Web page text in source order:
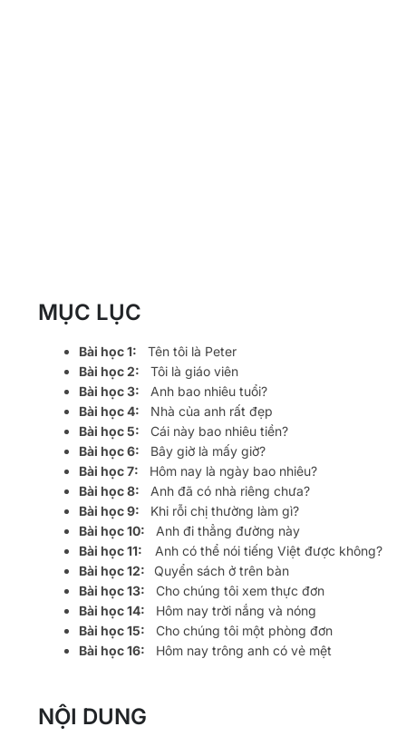
MỤC LỤC
Bài học 1: Tên tôi là Peter
Bài học 2: Tôi là giáo viên
Bài học 3: Anh bao nhiêu tuổi?
Bài học 4: Nhà của anh rất đẹp
Bài học 5: Cái này bao nhiêu tiền?
Bài học 6: Bây giờ là mấy giờ?
Bài học 7: Hôm nay là ngày bao nhiêu?
Bài học 8: Anh đã có nhà riêng chưa?
Bài học 9: Khi rỗi chị thường làm gì?
Bài học 10: Anh đi thẳng đường này
Bài học 11:
Anh có thể nói tiếng Việt được không?
Bài học 12:
Quyển sách ở trên bàn
Bài học 13: Cho chúng tôi xem thực đơn
Bài học 14: Hôm nay trời nắng và nóng
Bài học 15: Cho chúng tôi một phòng đơn
Bài học 16: Hôm nay trông anh có vẻ mệt
NỘI DUNG